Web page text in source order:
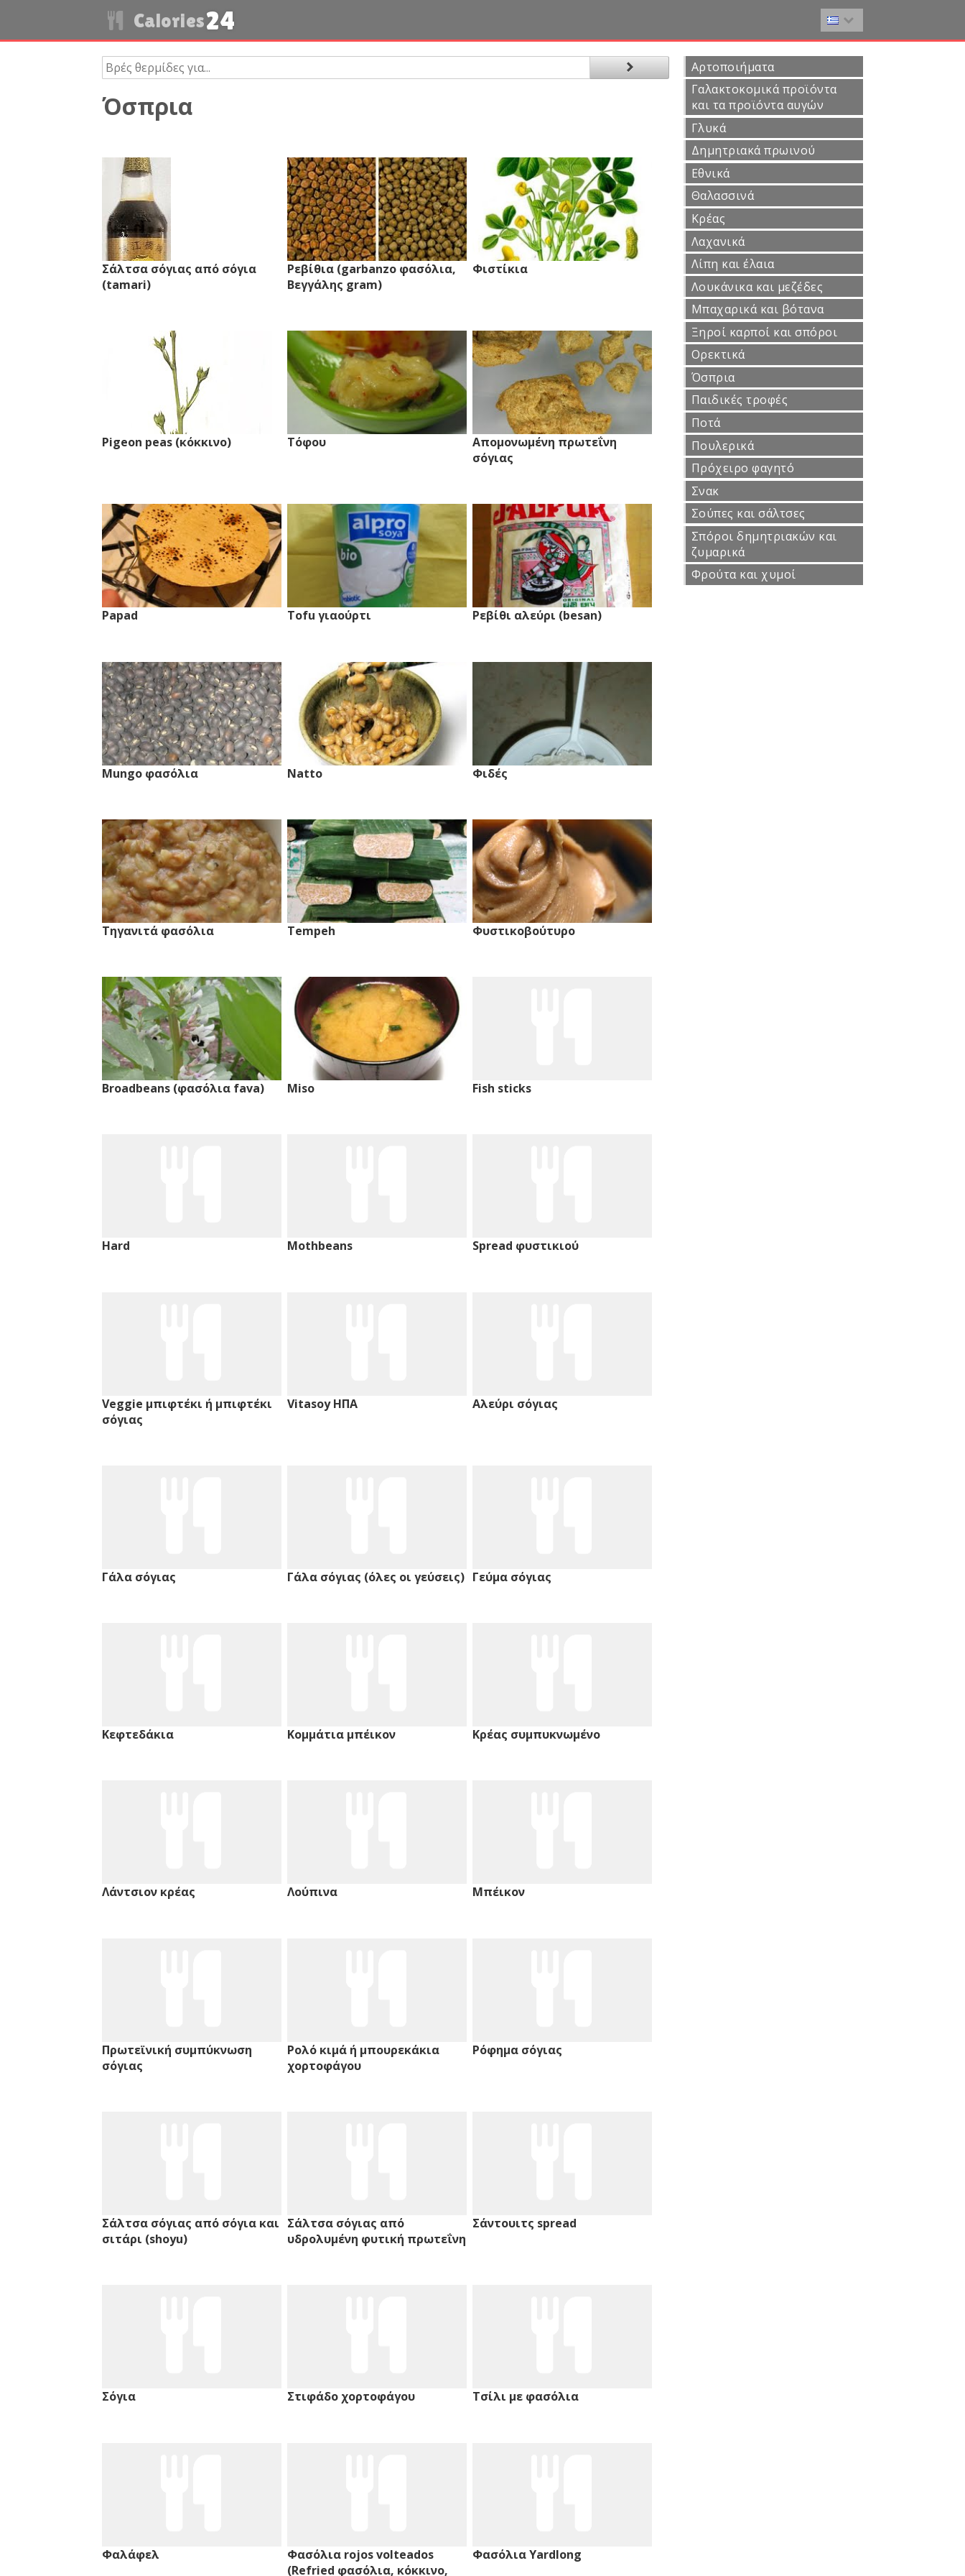
Calories24
Όσπρια
Σάλτσα σόγιας από σόγια
(tamari)
Ρεβίθια (garbanzo φασόλια,
Βεγγάλης gram)
Φιστίκια
Pigeon peas (κόκκινο) Τόφου
Απομονωμένη πρωτεΐνη
σόγιας
Papad Tofu γιαούρτι Ρεβίθι αλεύρι (besan)
Mungo φασόλια Natto Φιδές
Τηγανιτά φασόλια Tempeh Φυστικοβούτυρο
Broadbeans (φασόλια fava) Miso Fish sticks
Hard Mothbeans Spread φυστικιού
Veggie μπιφτέκι ή μπιφτέκι
σόγιας
Vitasoy ΗΠΑ Αλεύρι σόγιας
Γάλα σόγιας Γάλα σόγιας (όλες οι γεύσεις) Γεύμα σόγιας
Κεφτεδάκια Κομμάτια μπέικον Κρέας συμπυκνωμένο
Λάντσιον κρέας Λούπινα Μπέικον
Πρωτεϊνική συμπύκνωση
σόγιας
Ρολό κιμά ή μπουρεκάκια
χορτοφάγου
Ρόφημα σόγιας
Σάλτσα σόγιας από σόγια και
σιτάρι (shoyu)
Σάλτσα σόγιας από
υδρολυμένη φυτική πρωτεΐνη
Σάντουιτς spread
Σόγια Στιφάδο χορτοφάγου Τσίλι με φασόλια
Φαλάφελ
Φασόλια rojos volteados
(Refried φασόλια, κόκκινο,
Φασόλια Yardlong
Αρτοποιήματα
Γαλακτοκομικά προϊόντα
και τα προϊόντα αυγών
Γλυκά
Δημητριακά πρωινού
Εθνικά
Θαλασσινά
Κρέας
Λαχανικά
Λίπη και έλαια
Λουκάνικα και μεζέδες
Μπαχαρικά και βότανα
Ξηροί καρποί και σπόροι
Ορεκτικά
Όσπρια
Παιδικές τροφές
Ποτά
Πουλερικά
Πρόχειρο φαγητό
Σνακ
Σούπες και σάλτσες
Σπόροι δημητριακών και
ζυμαρικά
Φρούτα και χυμοί